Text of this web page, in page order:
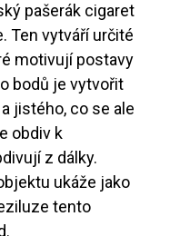
pašerák cigaret
Ten vytváří určité
motivují postavy
bodů je vytvořit
jistého, co se ale
obdiv k
z dálky.
ukáže jako
tento